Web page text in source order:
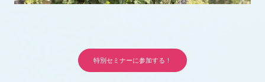
特別セミナーに参加する！